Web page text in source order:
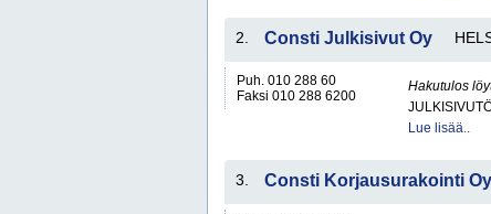
2. Consti Julkisivut Oy
Puh. 010 288 60
Faksi 010 288 6200
Hakutulos
Lue lisää..
3. Consti Korjausurakointi Oy